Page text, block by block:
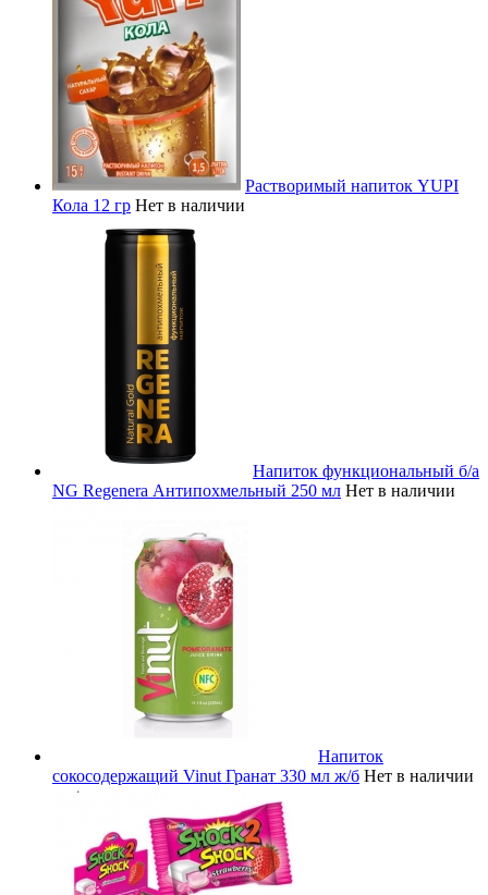
Растворимый напиток YUPI
Кола 12 гр Нет в наличии
Напиток функциональный б/а
NG Regenera Антипохмельный 250 мл Нет в наличии
Напиток
сокосодержащий Vinut Гранат 330 мл ж/б Нет в наличии